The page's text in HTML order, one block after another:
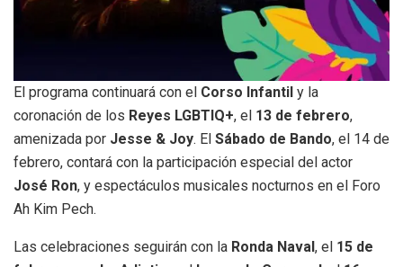
El programa continuará con el Corso Infantil y la
coronación de los Reyes LGBTIQ+, el 13 de febrero,
amenizada por Jesse & Joy. El Sábado de Bando, el 14 de
febrero, contará con la participación especial del actor
José Ron, y espectáculos musicales nocturnos en el Foro
Ah Kim Pech.
Las celebraciones seguirán con la Ronda Naval, el 15 de